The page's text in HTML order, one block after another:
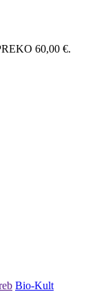
60,00 €.
Bio-Kult